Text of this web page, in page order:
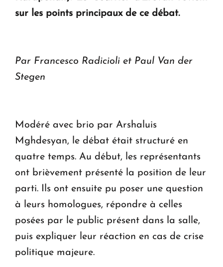
sur les points principaux de ce débat.
Par Francesco Radicioli et Paul Van der
Stegen
Modéré avec brio par Arshaluis
Mghdesyan, le débat était structuré en
quatre temps. Au début, les représentants
ont brièvement présenté la position de leur
parti. Ils ont ensuite pu poser une question
à leurs homologues, répondre à celles
posées par le public présent dans la salle,
puis expliquer leur réaction en cas de crise
politique majeure.